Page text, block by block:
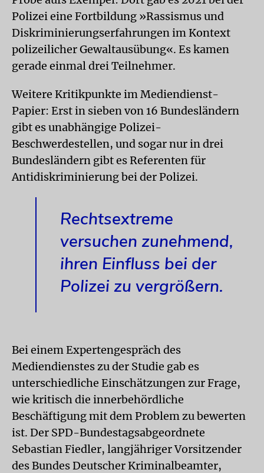
Polizei eine Fortbildung »Rassismus und
Diskriminierungserfahrungen im Kontext
polizeilicher Gewaltausübung«. Es kamen
gerade einmal drei Teilnehmer.
Weitere Kritikpunkte im Mediendienst-
Papier: Erst in sieben von 16 Bundesländern
gibt es unabhängige Polizei-
Beschwerdestellen, und sogar nur in drei
Bundesländern gibt es Referenten für
Antidiskriminierung bei der Polizei.
Rechtsextreme
versuchen zunehmend,
ihren Einfluss bei der
Polizei zu vergrößern.
Bei einem Expertengespräch des
Mediendienstes zu der Studie gab es
unterschiedliche Einschätzungen zur Frage,
wie kritisch die innerbehördliche
Beschäftigung mit dem Problem zu bewerten
ist. Der SPD-Bundestagsabgeordnete
Sebastian Fiedler, langjähriger Vorsitzender
des Bundes Deutscher Kriminalbeamter,